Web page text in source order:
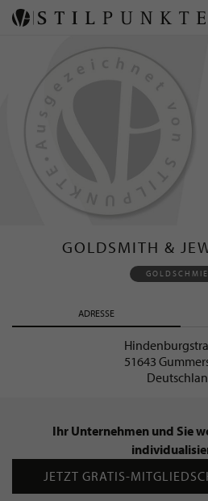
GOLDSMITH &
ADRESSE
51643
Ihr Unternehmen und Sie
JETZT GRATIS-